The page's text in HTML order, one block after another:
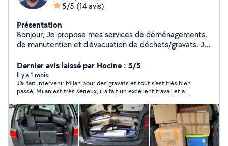
5/5 (14 avis)
Présentation
Bonjour, Je propose mes services de déménagements,
de manutention et d'évacuation de déchets/gravats. Je
prends pas la tête, toujours à trouver une solution.
Disponible pour toute demande d'information.
Dernier avis laissé par Hocine : 5/5
Il y a 1 mois
J'ai fait intervenir Milan pour des gravats et tout s'est très bien
passé, Milan est très sérieux, il a fait un excellent travail et a